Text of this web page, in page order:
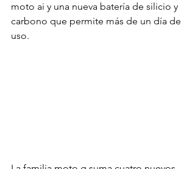
moto ai y una nueva batería de silicio y
carbono que permite más de un día de
uso.